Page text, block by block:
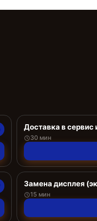
Доставка в сервис
30 мин
Замена дисплея
15 мин